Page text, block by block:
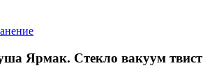
Ярмак. Стекло вакуум твист